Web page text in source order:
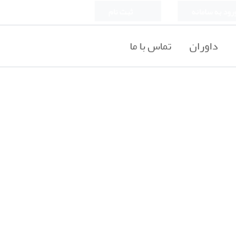
داوران تماس با ما